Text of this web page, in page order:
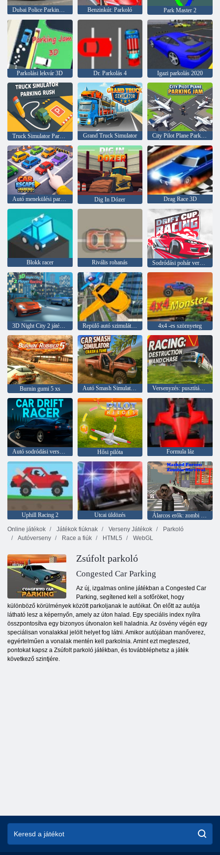
Benzinkút: Parkoló Park Master 2
Parkolási lekvár 3D Dr. Parkolás 4 Igazi parkolás 2020
Truck Simulator Parkoló Rush Grand Truck Simulator City Pilot Plane Parking Jam
Autó menekülési parkoló Dig In Dózer Drag Race 3D
Blokk racer Rivális rohanás Sodródási pohár verseny
Repülő autó szimulátor 3D 4x4 -es szörnyeteg
Burnin gumi 5 xs Autó Smash Simulator Crash & Tune Versenyzés: pusztítás és üldözés
Autó sodródási versenyző Hősi pilóta Formula láz
Uphill Racing 2 Utcai üldözés
Álarcos erők: zombi túlélés
Online játékok
Játékok fiúknak Verseny Játékok
Parkoló
Autóverseny
Race a fiúk HTML5 WebGL
Zsúfolt parkoló
Congested Car Parking
Az új, izgalmas online játékban a Congested Car
Parking, segítened kell a sofőröket, hogy
különböző körülmények között parkoljanak le autóikat. Ön előtt az autója
látható lesz a képernyőn, amely az úton halad. Egy speciális index nyílra
összpontosítva egy bizonyos útvonalon kell haladnia. Az ösvény végén egy
speciálisan vonalakkal jelölt helyet fog látni. Amikor autójában manőverez,
egyértelműen a vonalak mentén kell parkolnia. Amint ezt megteszed,
pontokat kapsz a Zsúfolt parkoló játékban, és továbbléphetsz a játék
következő szintjére.